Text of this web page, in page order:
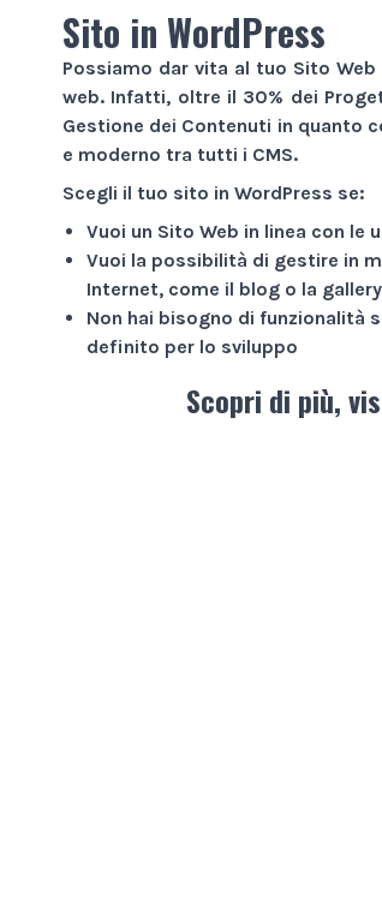
Sito in WordPress
Possiamo dar vita al tuo Sito Web
web. Infatti, oltre il 30% dei
Gestione dei Contenuti in quanto
e moderno tra tutti i CMS.
Scegli il tuo sito in WordPress se:
Vuoi un Sito Web in linea con le
Vuoi la possibilità di gestire in
Internet, come il blog o la
Non hai bisogno di funzionalità
definito per lo sviluppo
Scopri di più,